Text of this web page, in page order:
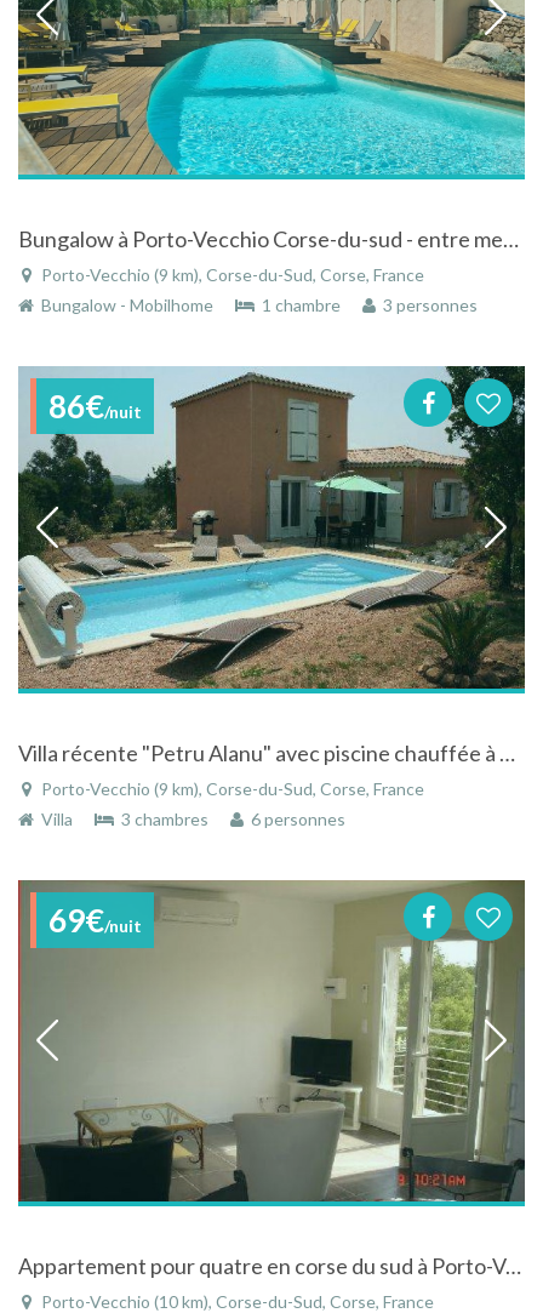
Bungalow à Porto-Vecchio Corse-du-sud - entre mer et montagne
Porto-Vecchio (9 km), Corse-du-Sud, Corse, France
Bungalow - Mobilhome
1 chambre 3 personnes
86€/nuit
Villa récente "Petru Alanu" avec piscine chauffée à Porto Vecchio en Corse
Porto-Vecchio (9 km), Corse-du-Sud, Corse, France
Villa
3 chambres 6 personnes
69€/nuit
Appartement pour quatre en corse du sud à Porto-Vecchio
Porto-Vecchio (10 km), Corse-du-Sud, Corse, France